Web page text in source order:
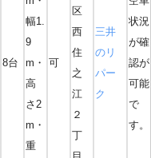
8台
幅1.
9
m・
高
さ2
m・
重
可
区
西
住
之
江
２
丁
三井
のリ
パー
ク
状況
が確
認が
可能
で
す。